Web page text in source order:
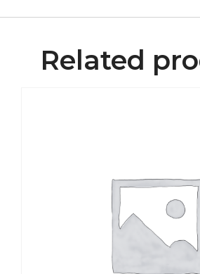
Related